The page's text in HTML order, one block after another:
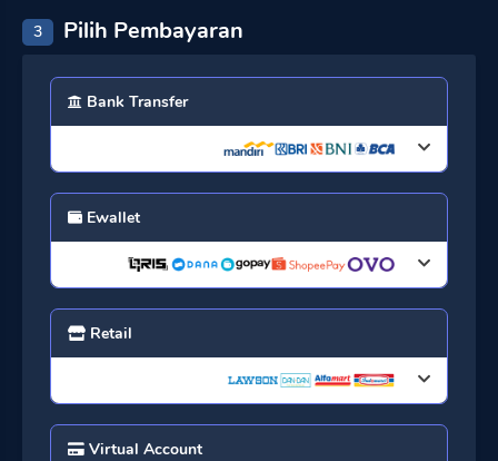
3 Pilih Pembayaran
Bank Transfer
Ewallet
Retail
Virtual Account